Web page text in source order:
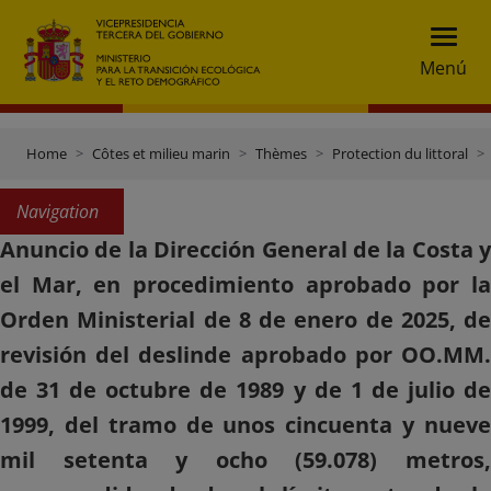
Menú
Home Côtes et milieu marin Thèmes Protection du littoral
Navigation
Anuncio de la Dirección General de la Costa y
el Mar, en procedimiento aprobado por la
Orden Ministerial de 8 de enero de 2025, de
revisión del deslinde aprobado por OO.MM.
de 31 de octubre de 1989 y de 1 de julio de
1999, del tramo de unos cincuenta y nueve
mil setenta y ocho (59.078) metros,